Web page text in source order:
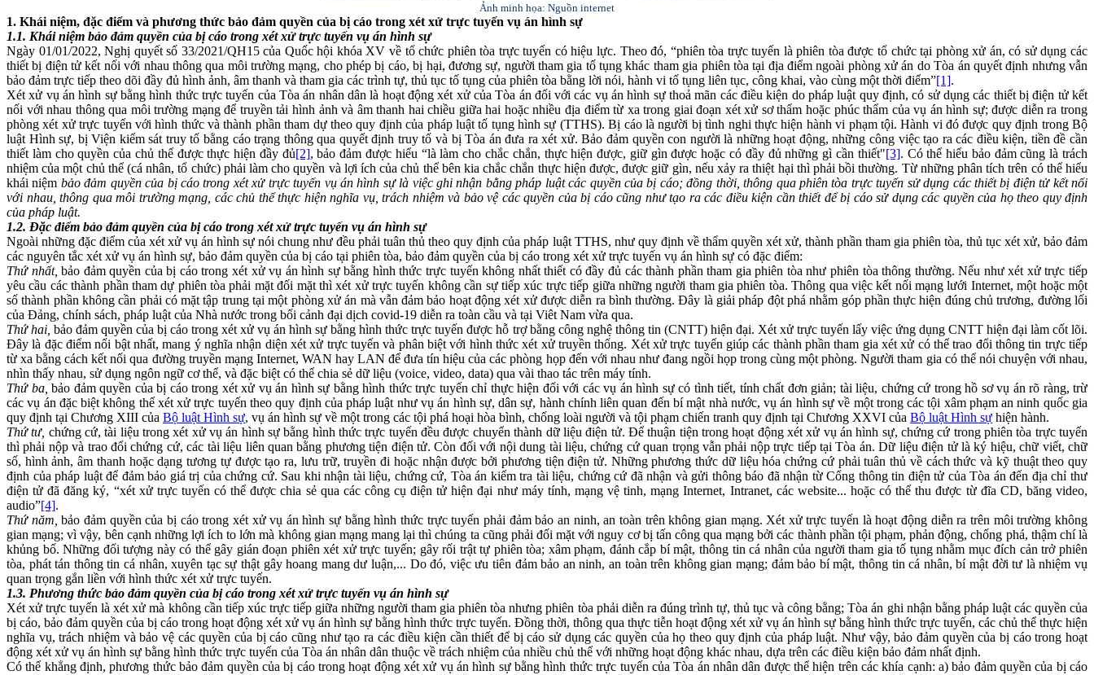
Ảnh minh họa: Nguồn internet
1. Khái niệm, đặc điểm và phương thức bảo đảm quyền của bị cáo trong xét xử trực tuyến vụ án hình sự
1.1. Khái niệm bảo đảm quyền của bị cáo trong xét xử trực tuyến vụ án hình sự
Ngày 01/01/2022, Nghị quyết số 33/2021/QH15 của Quốc hội khóa XV về tổ chức phiên tòa trực tuyến có hiệu lực. Theo đó, “phiên tòa trực tuyến là phiên tòa được tổ chức tại phòng xử án, có sử dụng các
thiết bị điện tử kết nối với nhau thông qua môi trường mạng, cho phép bị cáo, bị hại, đương sự, người tham gia tố tụng khác tham gia phiên tòa tại địa điểm ngoài phòng xử án do Tòa án quyết định nhưng vẫn
bảo đảm trực tiếp theo dõi đầy đủ hình ảnh, âm thanh và tham gia các trình tự, thủ tục tố tụng của phiên tòa bằng lời nói, hành vi tố tụng liên tục, công khai, vào cùng một thời điểm”[1].
Xét xử vụ án hình sự bằng hình thức trực tuyến của Tòa án nhân dân là hoạt động xét xử của Tòa án đối với các vụ án hình sự thoả mãn các điều kiện do pháp luật quy định, có sử dụng các thiết bị điện tử kết
nối với nhau thông qua môi trường mạng để truyền tải hình ảnh và âm thanh hai chiều giữa hai hoặc nhiều địa điểm từ xa trong giai đoạn xét xử sơ thẩm hoặc phúc thẩm của vụ án hình sự; được diễn ra trong
phòng xét xử trực tuyến với hình thức và thành phần tham dự theo quy định của pháp luật tố tụng hình sự (TTHS). Bị cáo là người bị tình nghi thực hiện hành vi phạm tội. Hành vi đó được quy định trong Bộ
luật Hình sự, bị Viện kiểm sát truy tố bằng cáo trạng thông qua quyết định truy tố và bị Tòa án đưa ra xét xử. Bảo đảm quyền con người là những hoạt động, những công việc tạo ra các điều kiện, tiền đề cần
thiết làm cho quyền của chủ thể được thực hiện đầy đủ[2], bảo đảm được hiểu “là làm cho chắc chắn, thực hiện được, giữ gìn được hoặc có đầy đủ những gì cần thiết"[3]. Có thể hiểu bảo đảm cũng là trách
nhiệm của một chủ thể (cá nhân, tổ chức) phải làm cho quyền và lợi ích của chủ thể bên kia chắc chắn thực hiện được, được giữ gìn, nếu xảy ra thiệt hại thì phải bồi thường. Từ những phân tích trên có thể hiểu
khái niệm bảo đảm quyền của bị cáo trong xét xử trực tuyến vụ án hình sựlà việc ghi nhận bằng pháp luật các quyền của bị cáo; đồng thời, thông qua phiên tòa trực tuyến sử dụng các thiết bị điện tử kết nối
với nhau, thông qua môi trường mạng, các chủ thể thực hiện nghĩa vụ, trách nhiệm và bảo vệ các quyền của bị cáo cũng như tạo ra các điều kiện cần thiết để bị cáo sử dụng các quyền của họ theo quy định
của pháp luật.
1.2. Đặc điểm bảo đảm quyền của bị cáo trong xét xử trực tuyến vụ án hình sự
Ngoài những đặc điểm của xét xử vụ án hình sự nói chung như đều phải tuân thủ theo quy định của pháp luật TTHS, như quy định về thẩm quyền xét xử, thành phần tham gia phiên tòa, thủ tục xét xử, bảo đảm
các nguyên tắc xét xử vụ án hình sự, bảo đảm quyền của bị cáo tại phiên tòa, bảo đảm quyền của bị cáo trong xét xử trực tuyến vụ án hình sự có đặc điểm:
Thứ nhất, bảo đảm quyền của bị cáo trong xét xử vụ án hình sự bằng hình thức trực tuyến không nhất thiết có đầy đủ các thành phần tham gia phiên tòa như phiên tòa thông thường. Nếu như xét xử trực tiếp
yêu cầu các thành phần tham dự phiên tòa phải mặt đối mặt thì xét xử trực tuyến không cần sự tiếp xúc trực tiếp giữa những người tham gia phiên tòa. Thông qua việc kết nối mạng lưới Internet, một hoặc một
số thành phần không cần phải có mặt tập trung tại một phòng xử án mà vẫn đảm bảo hoạt động xét xử được diễn ra bình thường. Đây là giải pháp đột phá nhằm góp phần thực hiện đúng chủ trương, đường lối
của Đảng, chính sách, pháp luật của Nhà nước trong bối cảnh đại dịch covid-19 diễn ra toàn cầu và tại Viêt Nam vừa qua.
Thứ hai, bảo đảm quyền của bị cáo trong xét xử vụ án hình sự bằng hình thức trực tuyến được hỗ trợ bằng công nghệ thông tin (CNTT) hiện đại. Xét xử trực tuyến lấy việc ứng dụng CNTT hiện đại làm cốt lõi.
Đây là đặc điểm nổi bật nhất, mang ý nghĩa nhận diện xét xử trực tuyến và phân biệt với hình thức xét xử truyền thống. Xét xử trực tuyến giúp các thành phần tham gia xét xử có thể trao đổi thông tin trực tiếp
từ xa bằng cách kết nối qua đường truyền mạng Internet, WAN hay LAN để đưa tín hiệu của các phòng họp đến với nhau như đang ngồi họp trong cùng một phòng. Người tham gia có thể nói chuyện với nhau,
nhìn thấy nhau, sử dụng ngôn ngữ cơ thể, và đặc biệt có thể chia sẻ dữ liệu (voice, video, data) qua vài thao tác trên máy tính.
Thứ ba, bảo đảm quyền của bị cáo trong xét xử vụ án hình sự bằng hình thức trực tuyến chỉ thực hiện đối với các vụ án hình sự có tình tiết, tính chất đơn giản; tài liệu, chứng cứ trong hồ sơ vụ án rõ ràng, trừ
các vụ án đặc biệt không thể xét xử trực tuyến theo quy định của pháp luật như vụ án hình sự, dân sự, hành chính liên quan đến bí mật nhà nước, vụ án hình sự về một trong các tội xâm phạm an ninh quốc gia
quy định tại Chương XIII của Bộ luật Hình sự, vụ án hình sự về một trong các tội phá hoại hòa bình, chống loài người và tội phạm chiến tranh quy định tại Chương XXVI của Bộ luật Hình sự hiện hành.
Thứ tư, chứng cứ, tài liệu trong xét xử vụ án hình sự bằng hình thức trực tuyến đều được chuyển thành dữ liệu điện tử. Để thuận tiện trong hoạt động xét xử vụ án hình sự, chứng cứ trong phiên tòa trực tuyến
thì phải nộp và trao đổi chứng cứ, các tài liệu liên quan bằng phương tiện điện tử. Còn đối với nội dung tài liệu, chứng cứ quan trọng vẫn phải nộp trực tiếp tại Tòa án. Dữ liệu điện tử là ký hiệu, chữ viết, chữ
số, hình ảnh, âm thanh hoặc dạng tương tự được tạo ra, lưu trữ, truyền đi hoặc nhận được bởi phương tiện điện tử. Những phương thức dữ liệu hóa chứng cứ phải tuân thủ về cách thức và kỹ thuật theo quy
định của pháp luật để đảm bảo giá trị của chứng cứ. Sau khi nhận tài liệu, chứng cứ, Tòa án kiểm tra tài liệu, chứng cứ đã nhận và gửi thông báo đã nhận từ Cổng thông tin điện tử của Tòa án đến địa chỉ thư
điện tử đã đăng ký, “xét xử trực tuyến có thể được chia sẻ qua các công cụ điện tử hiện đại như máy tính, mạng vệ tinh, mạng Internet, Intranet, các website... hoặc có thể thu được từ đĩa CD, băng video,
audio”[4].
Thứ năm, bảo đảm quyền của bị cáo trong xét xử vụ án hình sự bằng hình thức trực tuyến phải đảm bảo an ninh, an toàn trên không gian mạng. Xét xử trực tuyến là hoạt động diễn ra trên môi trường không
gian mạng; vì vậy, bên cạnh những lợi ích to lớn mà không gian mạng mang lại thì chúng ta cũng phải đối mặt với nguy cơ bị tấn công qua mạng bởi các thành phần tội phạm, phản động, chống phá, thậm chí là
khủng bố. Những đối tượng này có thể gây gián đoạn phiên xét xử trực tuyến; gây rối trật tự phiên tòa; xâm phạm, đánh cắp bí mật, thông tin cá nhân của người tham gia tố tụng nhằm mục đích cản trở phiên
tòa, phát tán thông tin cá nhân, xuyên tạc sự thật gây hoang mang dư luận,... Do đó, việc ưu tiên đảm bảo an ninh, an toàn trên không gian mạng; đảm bảo bí mật, thông tin cá nhân, bí mật đời tư là nhiệm vụ
quan trọng gắn liền với hình thức xét xử trực tuyến.
1.3. Phương thức bảo đảm quyền của bị cáo trong xét xử trực tuyến vụ án hình sự
Xét xử trực tuyến là xét xử mà không cần tiếp xúc trực tiếp giữa những người tham gia phiên tòa nhưng phiên tòa phải diễn ra đúng trình tự, thủ tục và công bằng; Tòa án ghi nhận bằng pháp luật các quyền của
bị cáo, bảo đảm quyền của bị cáo trong hoạt động xét xử vụ án hình sự bằng hình thức trực tuyến. Đồng thời, thông qua thực tiễn hoạt động xét xử vụ án hình sự bằng hình thức trực tuyến, các chủ thể thực hiện
nghĩa vụ, trách nhiệm và bảo vệ các quyền của bị cáo cũng như tạo ra các điều kiện cần thiết để bị cáo sử dụng các quyền của họ theo quy định của pháp luật. Như vậy, bảo đảm quyền của bị cáo trong hoạt
động xét xử vụ án hình sự bằng hình thức trực tuyến của Tòa án nhân dân thuộc về trách nhiệm của nhiều chủ thể với những hoạt động khác nhau, dựa trên các điều kiện bảo đảm nhất định.
Có thể khẳng định, phương thức bảo đảm quyền của bị cáo trong hoạt động xét xử vụ án hình sự bằng hình thức trực tuyến của Tòa án nhân dân được thể hiện trên các khía cạnh: a) bảo đảm quyền của bị cáo